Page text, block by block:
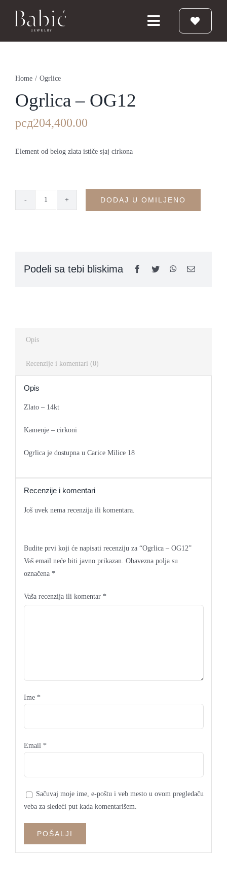
Toggle
Navigation
Prstenje
Nakit
Home / Ogrlice
Ogrlica – OG12
рсд204,400.00
Element od belog zlata ističe sjaj cirkona
DODAJ U OMILJENO
Podeli sa tebi bliskima
Opis
Recenzije i komentari (0)
Opis
Zlato – 14kt
Kamenje – cirkoni
Ogrlica je dostupna u Carice Milice 18
Recenzije i komentari
Još uvek nema recenzija ili komentara.
Budite prvi koji će napisati recenziju za “Ogrlica – OG12”
Vaš email neće biti javno prikazan. Obavezna polja su
označena *
Vaša recenzija ili komentar *
Ime *
Email *
Sačuvaj moje ime, e-poštu i veb mesto u ovom pregledaču
veba za sledeći put kada komentarišem.